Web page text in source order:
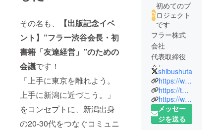
その名も、
【出版記念イベ
ント】”フラー渋谷会長・初
書籍「友達経営」”のための
会議です！
「上手に東京を離れよう。
上手に新潟に近づこう。」
をコンセプトに、新潟出身
の20-30代をつなぐコミュニ
初めてのプ
ロジェクト
です
フラー株式
会社
代表取締役
会長
渋谷 修太
1988年生。
新潟県出
身。国立長
shibushuta
https://www.youtube.com/channel/UC1jA8vLS6X9VmKHB7QT-jYg
https://twitter.com/shibushuta
https://www.instagram.com/shibushuta/
メッセー
ジを送る